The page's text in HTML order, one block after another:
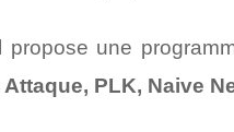
propose une
PLK, Naive